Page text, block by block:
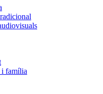
família